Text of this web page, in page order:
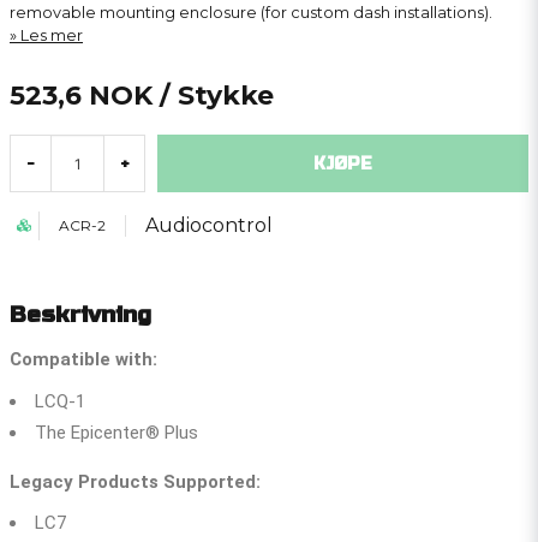
removable mounting enclosure (for custom dash installations).
Les mer
523,6 NOK / Stykke
- + KJØPE
ACR-2 Audiocontrol
Beskrivning
Compatible with:
LCQ-1
The Epicenter® Plus
Legacy Products Supported:
LC7